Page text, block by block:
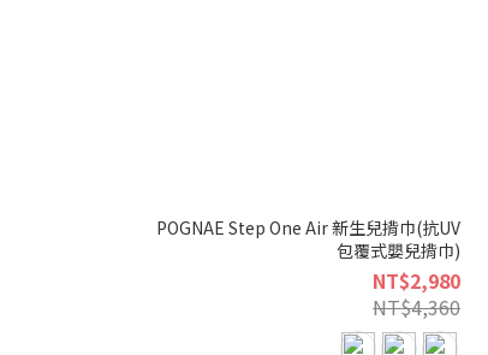
POGNAE Step One Air 新生兒揹巾(抗UV
包覆式嬰兒揹巾)
NT$2,980
NT$4,360